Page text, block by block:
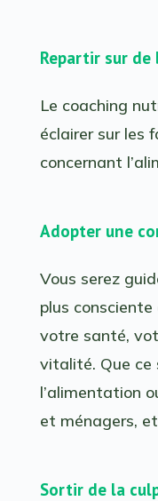
Repartir sur de
Le coaching
éclairer sur les
concernant
Adopter une
Vous serez
plus
votre santé,
vitalité. Que ce
l’alimentation
et ménagers,
Sortir de la